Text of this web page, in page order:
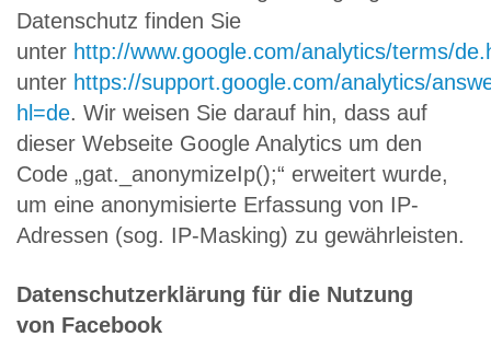
Datenschutz finden Sie
unter http://www.google.com/analytics/terms/
unter https://support.google.com/analytics/
hl=de. Wir weisen Sie darauf hin, dass auf
dieser Webseite Google Analytics um den
Code „gat._anonymizeIp();“ erweitert wurde,
um eine anonymisierte Erfassung von IP-
Adressen (sog. IP-Masking) zu gewährleisten.
Datenschutzerklärung für die Nutzung
von Facebook